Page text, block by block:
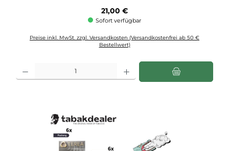
Regulärer Preis:
21,00 €
Sofort verfügbar
Preise inkl. MwSt. zzgl. Versandkosten (Versandkostenfrei ab 50 €
Bestellwert)